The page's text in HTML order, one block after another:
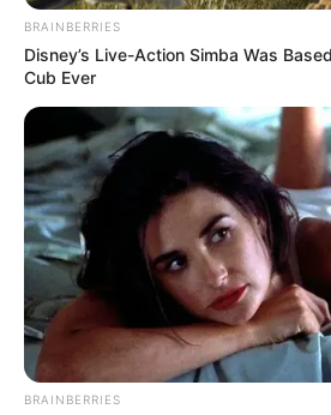
BRAINBERRIES
Disney’s Live-Action Simba Was
Cub Ever
BRAINBERRIES